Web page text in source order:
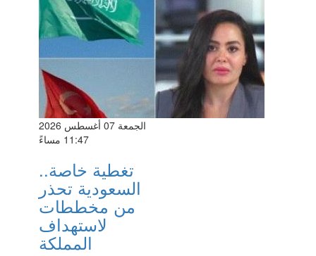
الجمعة 07 أغسطس 2026
11:47 مساءً
تغطية خاصة..
السعودية تحذر
من مخططات
لاستهداف
المملكة